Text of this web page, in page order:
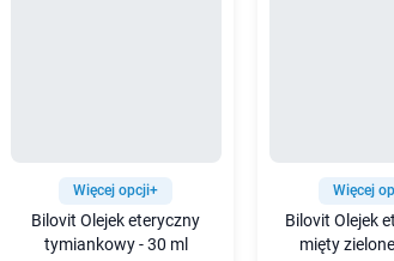
Więcej opcji+
Bilovit Olejek eteryczny
tymiankowy - 30 ml
Więcej
Bilovit Olejek
mięty